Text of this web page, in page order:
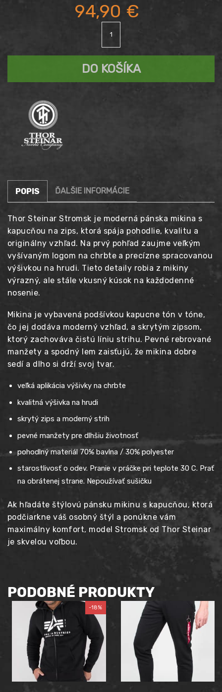
94,90 €
Mikina
STEINAR
DO KOŠÍKA
POPIS ĎALŠIE INFORMÁCIE
Thor Steinar Stromsk je moderná pánska mikina s
kapucňou na zips, ktorá spája pohodlie, kvalitu a
originálny vzhľad. Na prvý pohľad zaujme veľkým
vyšívaným logom na chrbte a precízne spracovanou
výšivkou na hrudi. Tieto detaily robia z mikiny
výrazný, ale stále vkusný kúsok na každodenné
nosenie.
Mikina je vybavená podšívkou kapucne tón v tóne,
čo jej dodáva moderný vzhľad, a skrytým zipsom,
ktorý zachováva čistú líniu strihu. Pevné rebrované
manžety a spodný lem zaisťujú, že mikina dobre
sedí a dlho si drží svoj tvar.
veľká aplikácia výšivky na chrbte
kvalitná výšivka na hrudi
skrytý zips a moderný strih
pevné manžety pre dlhšiu životnosť
pohodlný materiál 70% bavlna / 30% polyester
starostlivosť o odev. Pranie v práčke pri teplote 30 C. Prať
na obrátenej strane. Nepoužívať sušičku
Ak hľadáte štýlovú pánsku mikinu s kapucňou, ktorá
podčiarkne váš osobný štýl a ponúkne vám
maximálny komfort, model Stromsk od Thor Steinar
je skvelou voľbou.
PODOBNÉ PRODUKTY
-18%